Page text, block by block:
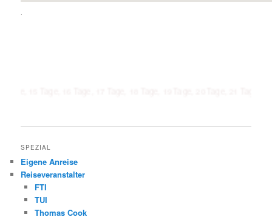
.
SPEZIAL
Eigene Anreise
Reiseveranstalter
FTI
TUI
Thomas Cook